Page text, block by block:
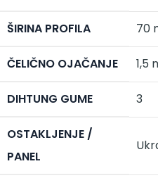
ŠIRINA PROFILA 70
ČELIČNO OJAČANJE 1,5
DIHTUNG GUME 3
OSTAKLJENJE /
PANEL